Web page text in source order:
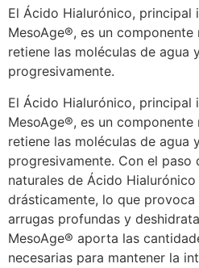
El Ácido Hialurónico, principal
MesoAge®, es un
retiene las moléculas de agua
progresivamente.
El Ácido Hialurónico, principal
MesoAge®, es un
retiene las moléculas de agua
progresivamente. Con el paso
naturales de Ácido
drásticamente, lo que
arrugas profundas y
MesoAge® aporta las
necesarias para mantener la